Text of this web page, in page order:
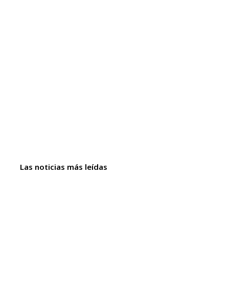
Las noticias más leídas